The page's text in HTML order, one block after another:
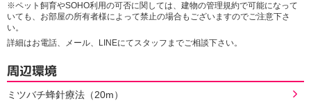
※ペット飼育やSOHO利用の可否に関しては、建物の管理規約で可能になって
いても、お部屋の所有者様によって禁止の場合もございますのでご注意下さ
い。
詳細はお電話、メール、LINEにてスタッフまでご相談下さい。
周辺環境
ミツバチ蜂針療法（20m）